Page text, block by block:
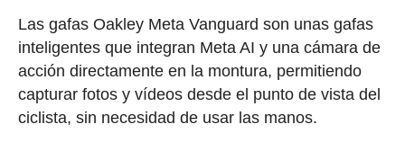
Las gafas Oakley Meta Vanguard son unas gafas
inteligentes que integran Meta AI y una cámara de
acción directamente en la montura, permitiendo
capturar fotos y vídeos desde el punto de vista del
ciclista, sin necesidad de usar las manos.